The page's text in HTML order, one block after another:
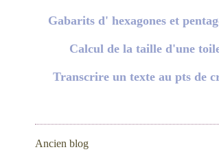
Gabarits d' hexagones et
Calcul de la taille d'une
Transcrire un texte au pts de
Ancien blog